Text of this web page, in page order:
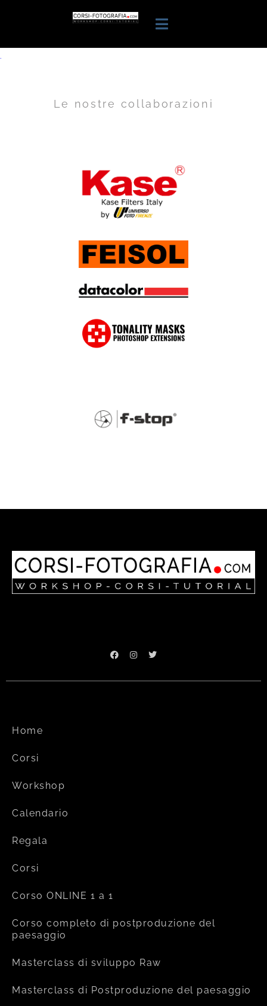
Le nostre collaborazioni
Home
Corsi
Workshop
Calendario
Regala
Corsi
Corso ONLINE 1 a 1
Corso completo di postproduzione del
paesaggio
Masterclass di sviluppo Raw
Masterclass di Postproduzione del paesaggio